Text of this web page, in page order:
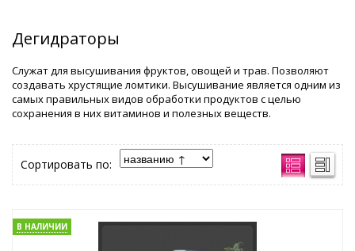
Дегидраторы
Служат для высушивания фруктов, овощей и трав. Позволяют
создавать хрустящие ломтики. Высушивание является одним из
самых правильных видов обработки продуктов с целью
сохранения в них витаминов и полезных веществ.
Сортировать по:
В НАЛИЧИИ